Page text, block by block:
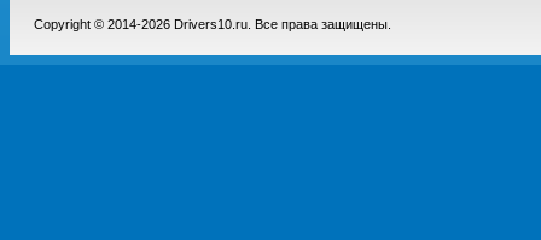
Copyright © 2014-2026 Drivers10.ru. Все права защищены.